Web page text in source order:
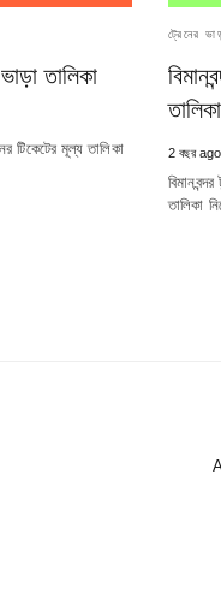
তালিকা
টিকেটের মূল্য তালিকা
ট্রেনের
তালিকা
2 বছর ago
তালিকা